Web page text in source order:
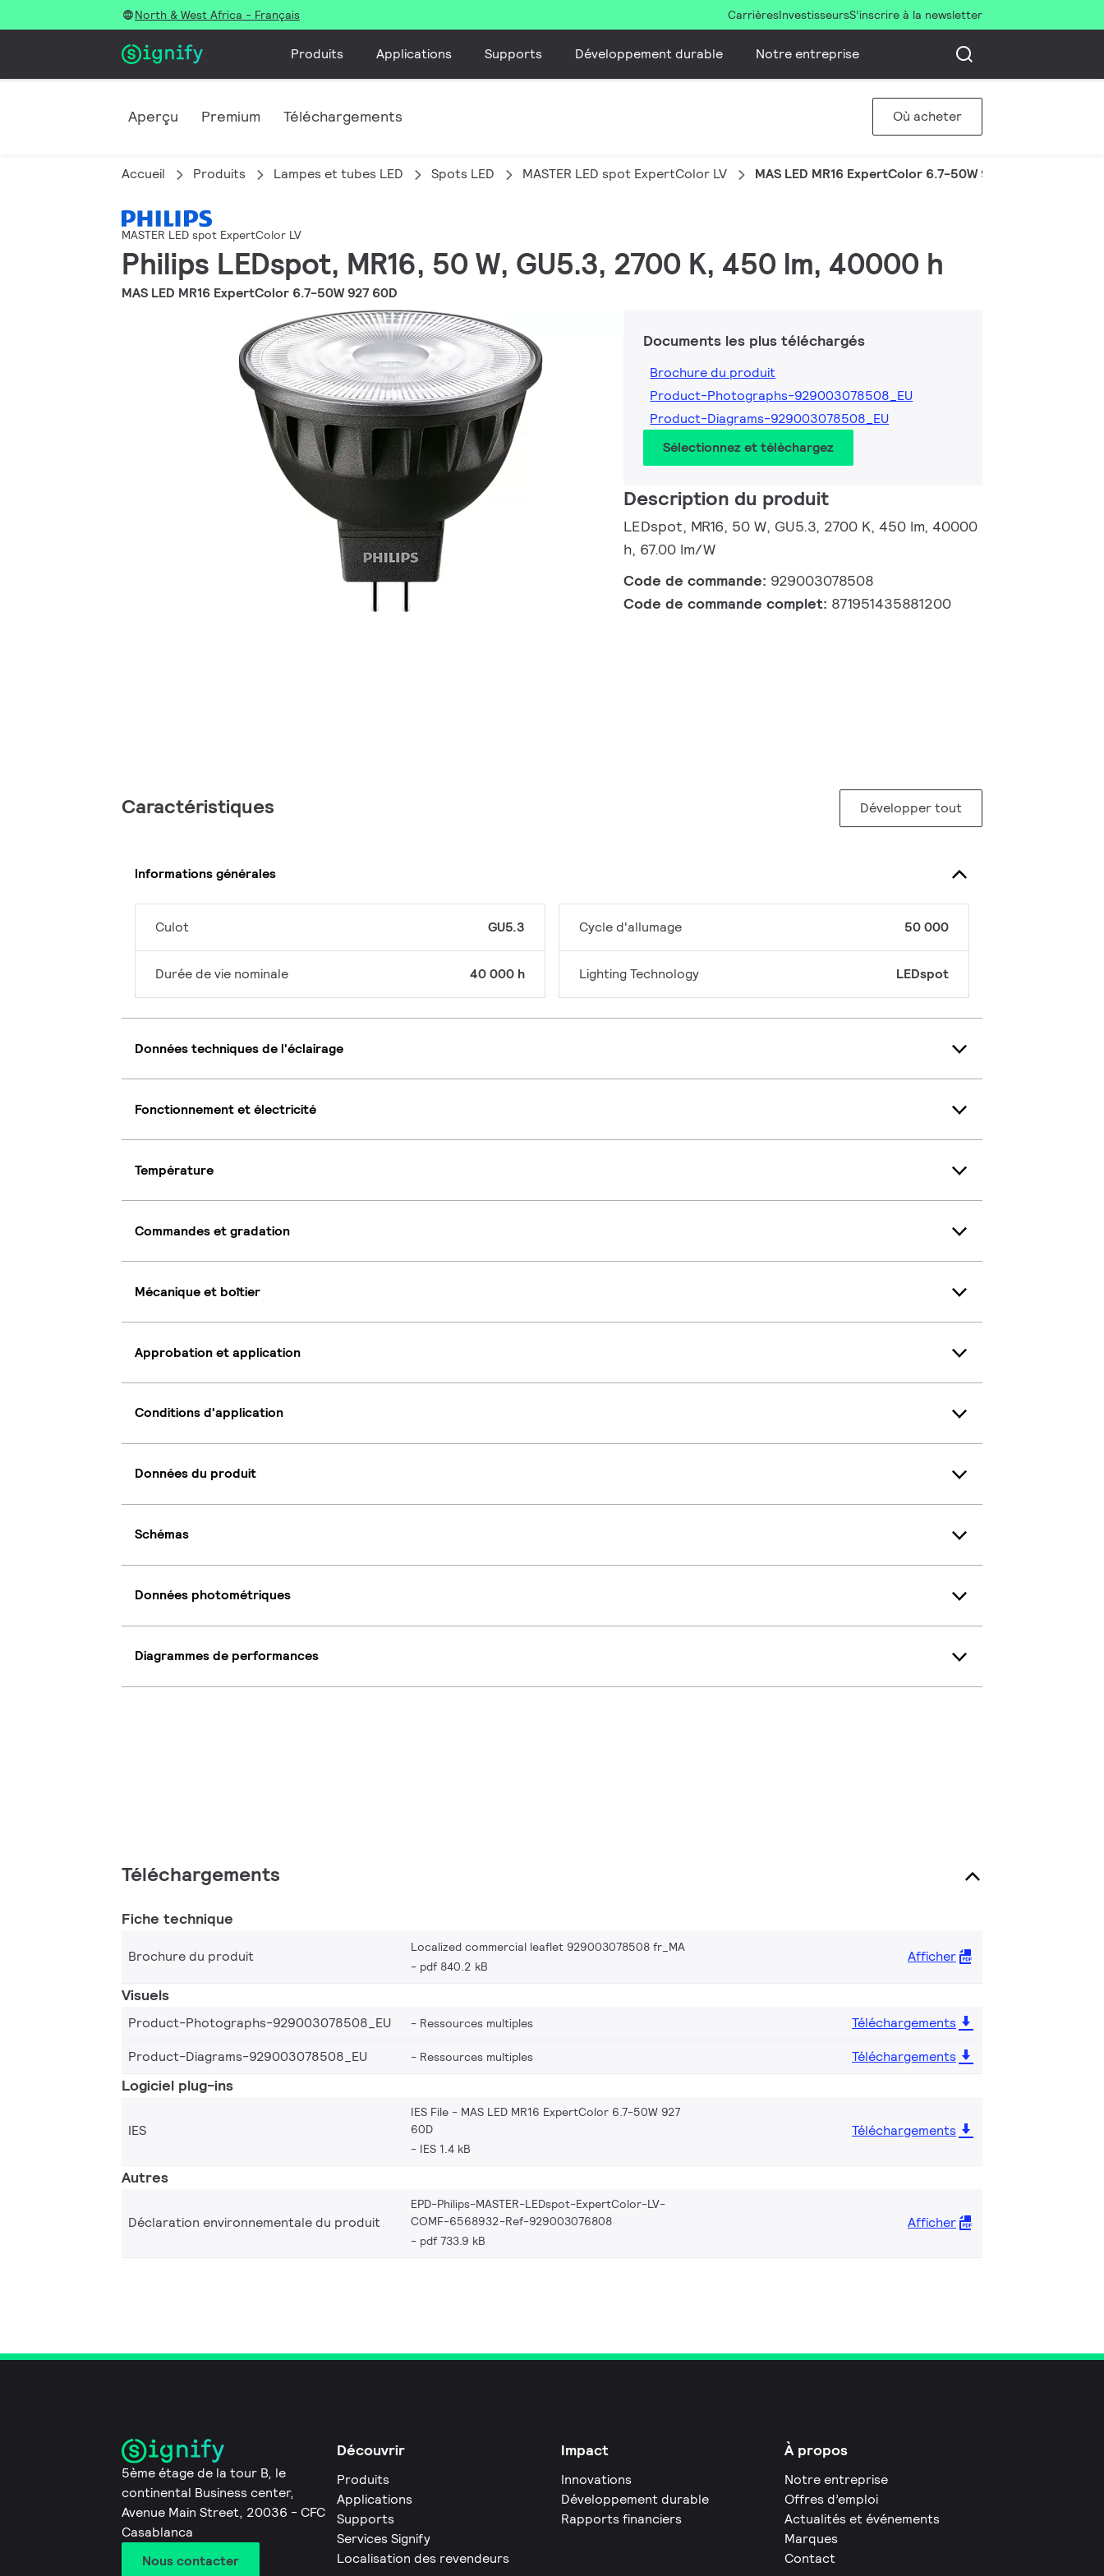
North & West Africa - Français CarrièresInvestisseursS’inscrire à la newsletter
Produits Applications Supports Développement durable Notre entreprise
Aperçu Premium Téléchargements Où acheter
Accueil Produits Lampes et tubes LED Spots LED MASTER LED spot ExpertColor LV MAS LED MR16 ExpertColor 6.7-50W 927 60D
MASTER LED spot ExpertColor LV
Philips LEDspot, MR16, 50 W, GU5.3, 2700 K, 450 lm, 40000 h
MAS LED MR16 ExpertColor 6.7-50W 927 60D
Documents les plus téléchargés
Brochure du produit
Product-Photographs-929003078508_EU
Product-Diagrams-929003078508_EU
Sélectionnez et téléchargez
Description du produit
LEDspot, MR16, 50 W, GU5.3, 2700 K, 450 lm, 40000
h, 67.00 lm/W
Code de commande: 929003078508
Code de commande complet: 871951435881200
Caractéristiques Développer tout
Informations générales
Culot GU5.3
Durée de vie nominale 40 000 h
Cycle d'allumage 50 000
Lighting Technology LEDspot
Données techniques de l'éclairage
Fonctionnement et électricité
Température
Commandes et gradation
Mécanique et boîtier
Approbation et application
Conditions d'application
Données du produit
Schémas
Données photométriques
Diagrammes de performances
Téléchargements
Fiche technique
Brochure du produit
Localized commercial leaflet 929003078508 fr_MA
pdf 840.2 kB
Afficher
Visuels
Product-Photographs-929003078508_EU Ressources multiples
Téléchargements
Product-Diagrams-929003078508_EU
Ressources multiples Téléchargements
Logiciel plug-ins
IES
IES File - MAS LED MR16 ExpertColor 6.7-50W 927
60D
IES 1.4 kB
Téléchargements
Autres
Déclaration environnementale du produit
EPD-Philips-MASTER-LEDspot-ExpertColor-LV-
COMF-6568932-Ref-929003076808
pdf 733.9 kB
Afficher
5ème étage de la tour B, le
continental Business center,
Avenue Main Street, 20036 - CFC
Casablanca
Nous contacter
Découvrir
Produits
Applications
Supports
Services Signify
Localisation des revendeurs
Impact
Innovations
Développement durable
Rapports financiers
À propos
Notre entreprise
Offres d’emploi
Actualités et événements
Marques
Contact